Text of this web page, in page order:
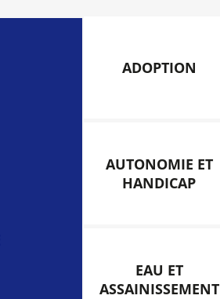
ADOPTION
AUTONOMIE ET
HANDICAP
EAU ET
ASSAINISSEMENT